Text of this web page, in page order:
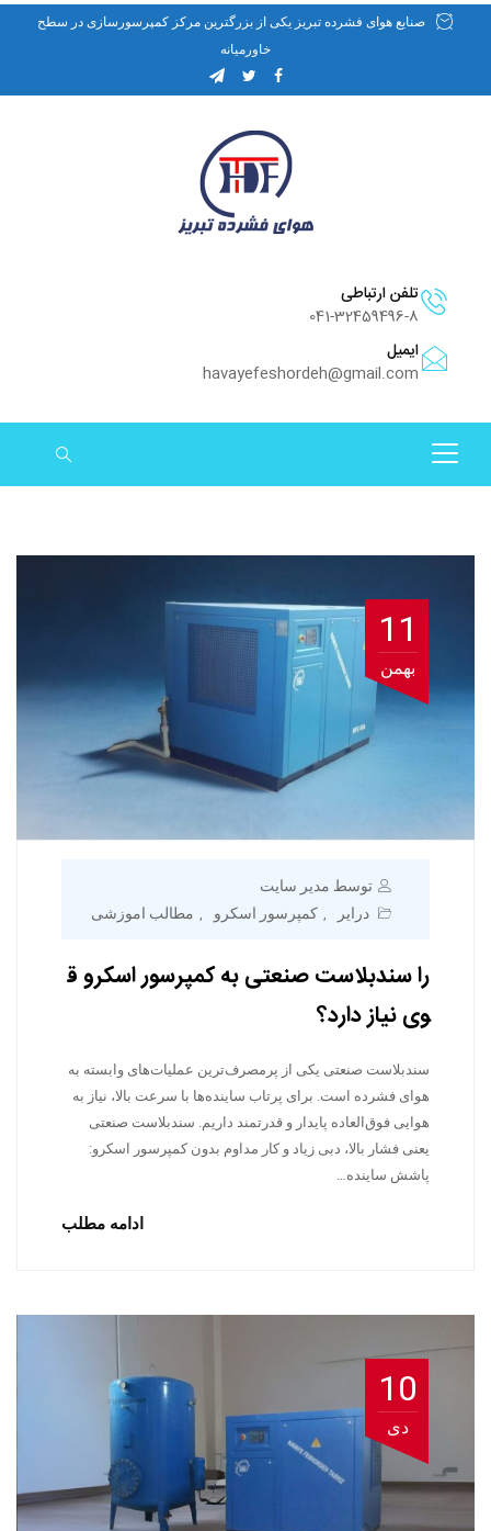
صنایع هوای فشرده تبریز یکی از بزرگترین مرکز کمپرسورسازی در سطح
خاورمیانه
تلفن ارتباطی
041-32459496-8
ایمیل
havayefeshordeh@gmail.com
11
بهمن
توسط مدیر سایت
درایر
, کمپرسور اسکرو , مطالب اموزشی
را سندبلاست صنعتی به کمپرسور اسکرو ق
وی نیاز دارد؟
سندبلاست صنعتی یکی از پرمصرف‌ترین عملیات‌های وابسته به
هوای فشرده است. برای پرتاب ساینده‌ها با سرعت بالا، نیاز به
هوایی فوق‌العاده پایدار و قدرتمند داریم. سندبلاست صنعتی
یعنی فشار بالا، دبی زیاد و کار مداوم بدون کمپرسور اسکرو:
پاشش ساینده…
ادامه مطلب
10
دی